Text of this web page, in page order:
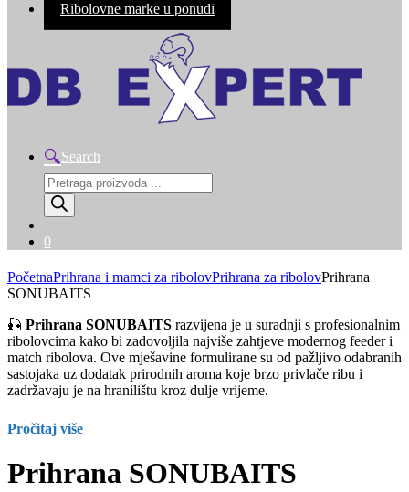
Ribolovne marke u ponudi
Search
Products
search
0
PočetnaPrihrana i mamci za ribolovPrihrana za ribolovPrihrana
SONUBAITS
🎣 Prihrana SONUBAITS razvijena je u suradnji s profesionalnim
ribolovcima kako bi zadovoljila najviše zahtjeve modernog feeder i
match ribolova. Ove mješavine formulirane su od pažljivo odabranih
sastojaka uz dodatak prirodnih aroma koje brzo privlače ribu i
zadržavaju je na hranilištu kroz dulje vrijeme.
Pročitaj više
Prihrana SONUBAITS